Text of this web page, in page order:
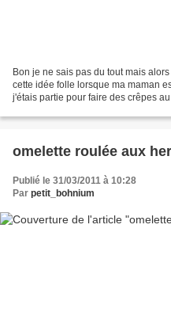
Bon je ne sais pas du tout mais
cette idée folle lorsque ma maman
j'étais partie pour faire des crêpes
omelette roulée aux
Publié le 31/03/2011 à 10:28
Par petit_bohnium